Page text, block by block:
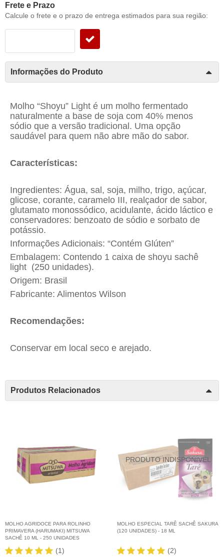
Frete e Prazo
Calcule o frete e o prazo de entrega estimados para sua região:
Informações do Produto
Molho “Shoyu” Light é um molho fermentado
naturalmente a base de soja com 40% menos
sódio que a versão tradicional. Uma opção
saudável para quem não abre mão do sabor.
Características:
Ingredientes: Água, sal, soja, milho, trigo, açúcar,
glicose, corante, caramelo III, realçador de sabor,
glutamato monossódico, acidulante, ácido láctico e
conservadores: benzoato de sódio e sorbato de
potássio.
Informações Adicionais: “Contém Glúten”
Embalagem: Contendo 1 caixa de shoyu sachê
light (250 unidades).
Origem: Brasil
Fabricante: Alimentos Wilson
Recomendações:
Conservar em local seco e arejado.
Produtos Relacionados
MOLHO AGRIDOCE PARA ROLINHO
PRIMAVERA (HARUMAKI) MITSUWA
SACHÊ 10 ML - 250 UNIDADES
(1)
MOLHO ESPECIAL TARÊ SACHÊ SAKURA
(120 UNIDADES) - 18 ML
(2)